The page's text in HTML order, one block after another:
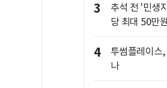
3
추석 전 '민생
당 최대 50만
4
투썸플레이스
나